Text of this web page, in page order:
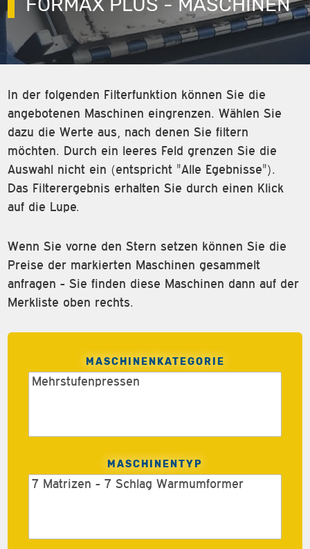
FORMAX PLUS - MASCHINEN
In der folgenden Filterfunktion können Sie die
angebotenen Maschinen eingrenzen. Wählen Sie
dazu die Werte aus, nach denen Sie filtern
möchten. Durch ein leeres Feld grenzen Sie die
Auswahl nicht ein (entspricht "Alle Egebnisse").
Das Filterergebnis erhalten Sie durch einen Klick
auf die Lupe.
Wenn Sie vorne den Stern setzen können Sie die
Preise der markierten Maschinen gesammelt
anfragen - Sie finden diese Maschinen dann auf der
Merkliste oben rechts.
MASCHINENKATEGORIE
MASCHINENTYP